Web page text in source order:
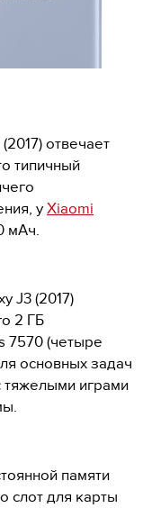
отвечает
типичный
у Xiaomi
мАч.
J3 (2017)
2 ГБ
7570 (четыре
основных задач
тяжелыми играми
памяти
слот для карты